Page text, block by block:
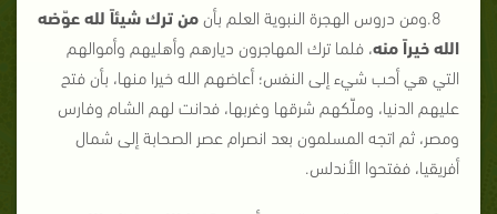
8.ومن دروس الهجرة النبوية العلم بأن
من ترك شيئاً لله عوّضه
الله خيراً منه، فلما ترك المهاجرون ديارهم وأهليهم وأموالهم
التي هي أحب شيء إلى النفس؛ أعاضهم الله خيرا منها، بأن فتح
عليهم الدنيا، وملّكهم شرقها وغربها، فدانت لهم الشام وفارس
ومصر، ثم اتجه المسلمون بعد انصرام عصر الصحابة إلى شمال
أفريقيا، ففتحوا الأندلس.